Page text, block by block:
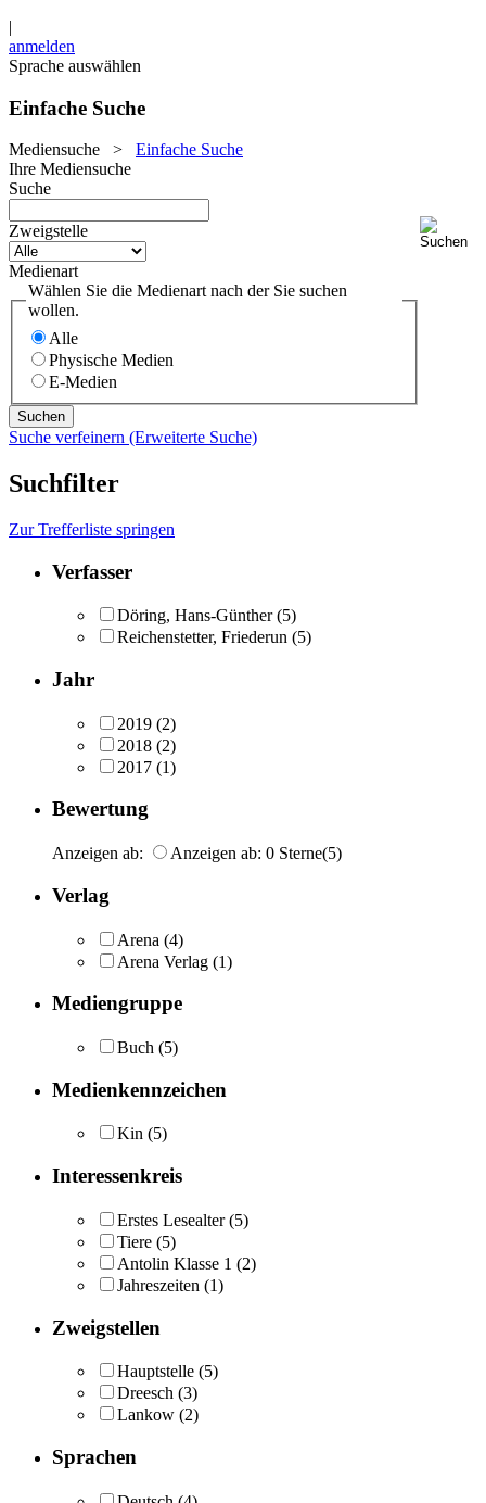
|
anmelden
Sprache auswählen
Einfache Suche
Mediensuche > Einfache Suche
Ihre Mediensuche
Suche
Zweigstelle
Medienart
Wählen Sie die Medienart nach der Sie suchen
wollen.
Alle
Physische Medien
E-Medien
Suche verfeinern (Erweiterte Suche)
Suchfilter
Zur Trefferliste springen
Verfasser
Döring, Hans-Günther (5)
Reichenstetter, Friederun (5)
Jahr
2019 (2)
2018 (2)
2017 (1)
Bewertung
Anzeigen ab: Anzeigen ab: 0 Sterne(5)
Verlag
Arena (4)
Arena Verlag (1)
Mediengruppe
Buch (5)
Medienkennzeichen
Kin (5)
Interessenkreis
Erstes Lesealter (5)
Tiere (5)
Antolin Klasse 1 (2)
Jahreszeiten (1)
Zweigstellen
Hauptstelle (5)
Dreesch (3)
Lankow (2)
Sprachen